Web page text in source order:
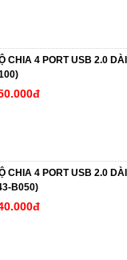
CHIA 4 PORT USB 2.0
CHIA 4 PORT USB 2.0
B050)